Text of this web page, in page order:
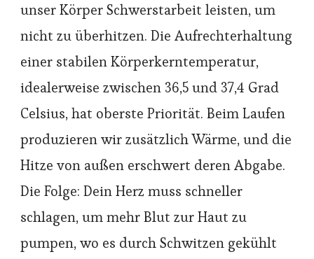
unser Körper Schwerstarbeit leisten, um
nicht zu überhitzen. Die Aufrechterhaltung
einer stabilen Körperkerntemperatur,
idealerweise zwischen 36,5 und 37,4 Grad
Celsius, hat oberste Priorität. Beim Laufen
produzieren wir zusätzlich Wärme, und die
Hitze von außen erschwert deren Abgabe.
Die Folge: Dein Herz muss schneller
schlagen, um mehr Blut zur Haut zu
pumpen, wo es durch Schwitzen gekühlt